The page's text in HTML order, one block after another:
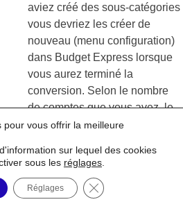
aviez créé des sous-catégories
vous devriez les créer de
nouveau (menu configuration)
dans Budget Express lorsque
vous aurez terminé la
conversion. Selon le nombre
de comptes que vous avez, le
temps de conversion peut
maximum.
Pour vous aider lors de la
pour vous offrir la meilleure
sur lequel des cookies
sous les réglages
Réglages Fermer la bannière